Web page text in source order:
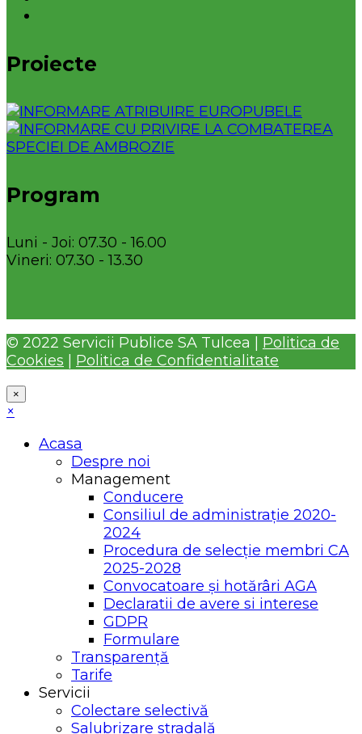
Proiecte
Program
Luni - Joi: 07.30 - 16.00
Vineri: 07.30 - 13.30
© 2022 Servicii Publice SA Tulcea | Politica de
Cookies
Politica de Confidentialitate
×
×
Acasa
Despre noi
Management
Conducere
Consiliul de administrație 2020-
2024
Procedura de selecție membri CA
2025-2028
Convocatoare și hotărâri AGA
Declaratii de avere si interese
GDPR
Formulare
Transparență
Tarife
Servicii
Colectare selectivă
Salubrizare stradală